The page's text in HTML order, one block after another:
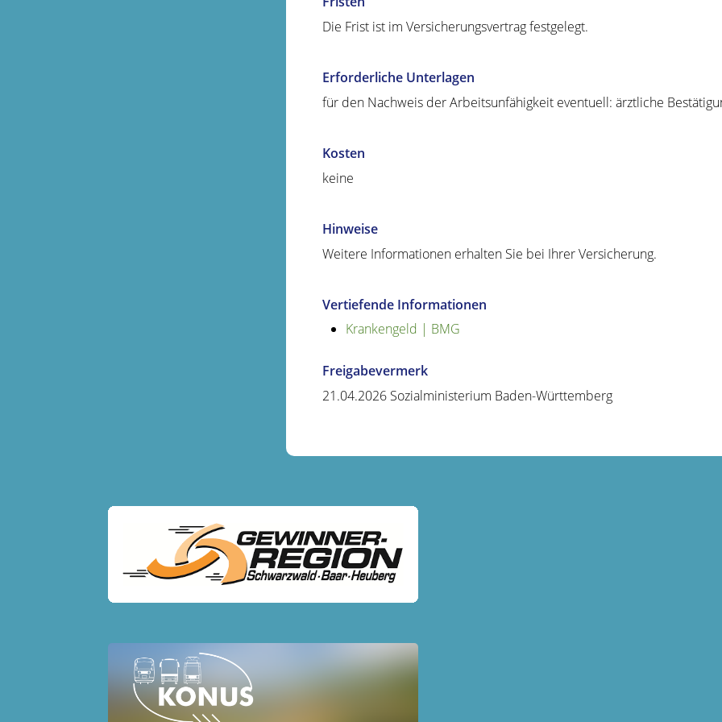
Die Frist ist im Versicherungsvertrag festgelegt.
Erforderliche Unterlagen
für den Nachweis der Arbeitsunfähigkeit eventuell: ärztliche
Kosten
keine
Hinweise
Weitere Informationen erhalten Sie bei Ihrer Versicherung.
Vertiefende Informationen
Krankengeld | BMG
Freigabevermerk
21.04.2026 Sozialministerium Baden-Württemberg